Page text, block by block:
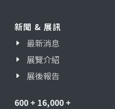
新聞 & 展訊
最新消息
展覽介紹
展後報告
600 + 16,000 +